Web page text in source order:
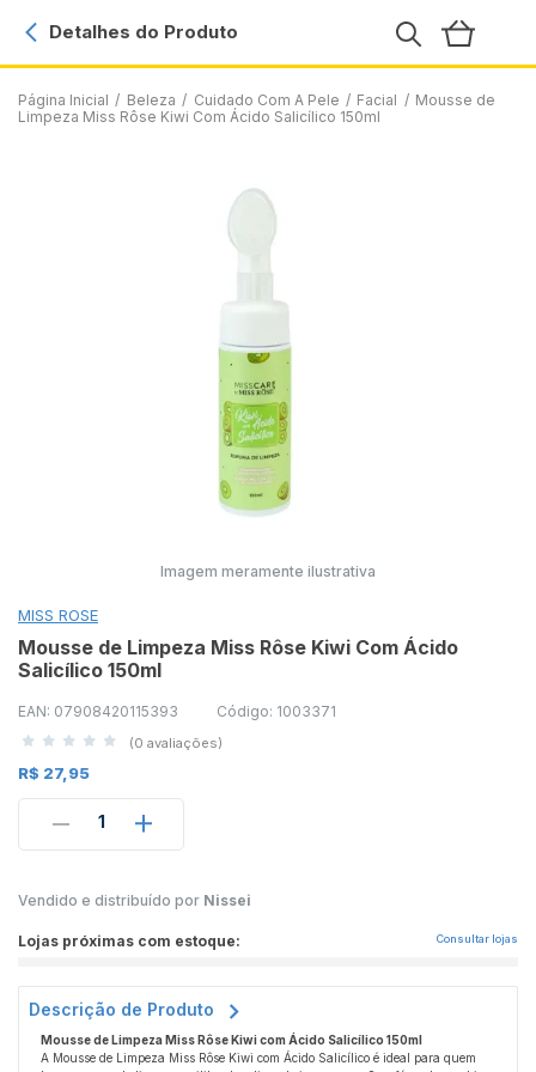
Página Inicial / Beleza / Cuidado Com A Pele / Facial / Mousse de
Limpeza Miss Rôse Kiwi Com Ácido Salicílico 150ml
Detalhes do Produto
Imagem meramente ilustrativa
MISS ROSE
Mousse de Limpeza Miss Rôse Kiwi Com Ácido
Salicílico 150ml
EAN: 07908420115393 Código: 1003371
(0 avaliações)
R$ 27,95
1
Vendido e distribuído por Nissei
Lojas próximas com estoque: Consultar lojas
Descrição de Produto
Mousse de Limpeza Miss Rôse Kiwi com Ácido Salicílico 150ml
A Mousse de Limpeza Miss Rôse Kiwi com Ácido Salicílico é ideal para quem